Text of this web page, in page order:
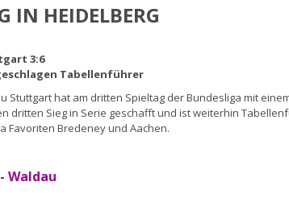
IN HEIDELBERG
3:6
Tabellenführer
Stuttgart hat am dritten Spieltag der Bundesliga mit
dritten Sieg in Serie geschafft und ist weiterhin
Favoriten Bredeney und Aachen.
Waldau